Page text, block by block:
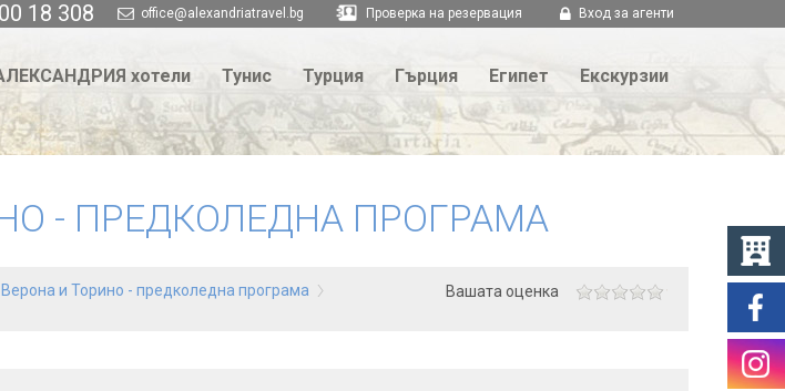
18 308 office@alexandriatravel.bg Проверка на резервация Вход за агенти
хотели Тунис Турция Гърция Египет Екскурзии
- ПРЕДКОЛЕДНА ПРОГРАМА
и Торино - предколедна програма
Вашата оценка